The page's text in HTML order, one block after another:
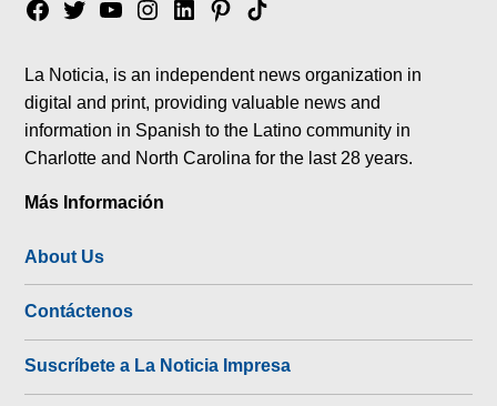
Facebook
TwitterYouTubeInstagram
LinkedinPinterest
Tik
La Noticia, is an independent news organization in
digital and print, providing valuable news and
information in Spanish to the Latino community in
Charlotte and North Carolina for the last 28 years.
Más Información
About Us
Contáctenos
Suscríbete a La Noticia Impresa